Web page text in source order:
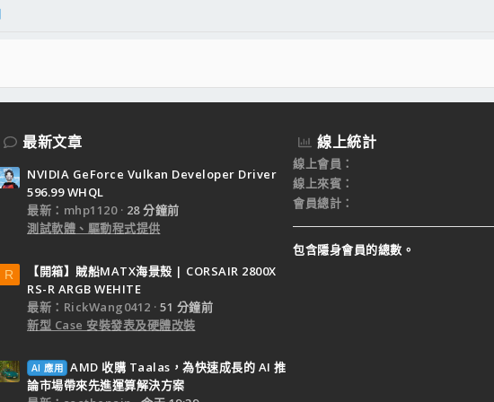
最新文章
NVIDIA GeForce Vulkan Developer Driver
596.99 WHQL
最新：mhp1120
28 分鐘前
測試軟體、驅動程式提供
R
【開箱】賊船MATX海景殼 | CORSAIR 2800X
RS-R ARGB WEHITE
最新：RickWang0412
51 分鐘前
新型 Case 安裝發表及硬體改裝
AI 應用 AMD 收購 Taalas，為快速成長的 AI 推
論市場帶來先進運算解決方案
線上統計
線上會員
線上來賓
會員總計
包含隱身會員的總數。